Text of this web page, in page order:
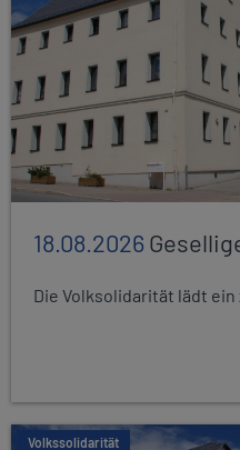
18.08.2026
Die Volksolidarität lädt
Volkssolidarität